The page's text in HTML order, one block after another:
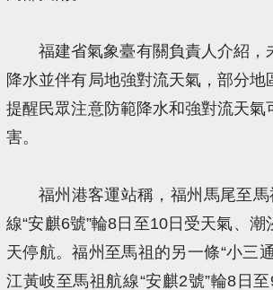
福建省氣象臺有關負責人介紹，
降水並伴有局地強對流天氣，部分地
提醒民眾注意防範降水和強對流天氣
害。
福州港客運站稱，福州馬尾至馬
線“安麒6號”輪8日至10日受天氣、
天停航。福州至馬祖的另一條“小三
江黃岐至馬祖航線“安麒2號”輪8日